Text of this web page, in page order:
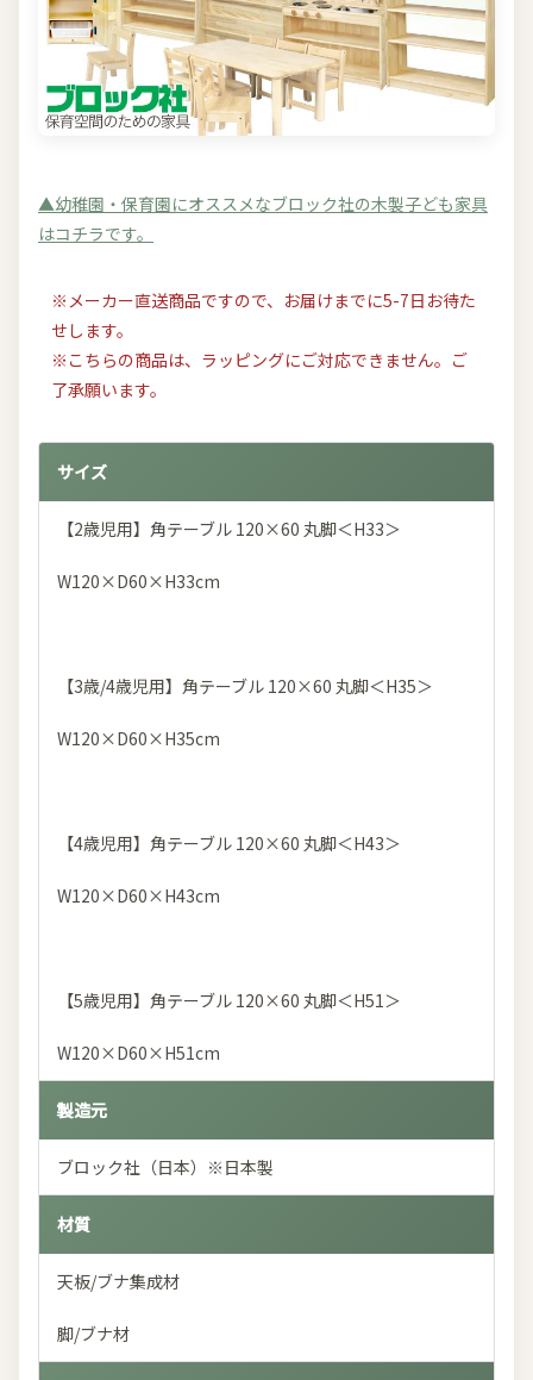
▲幼稚園・保育園にオススメなブロック社の木製子ども家具
はコチラです。
※メーカー直送商品ですので、お届けまでに5-7日お待た
せします。
※こちらの商品は、ラッピングにご対応できません。ご
了承願います。
サイズ
【2歳児用】角テーブル 120×60 丸脚＜H33＞
W120×D60×H33cm
【3歳/4歳児用】角テーブル 120×60 丸脚＜H35＞
W120×D60×H35cm
【4歳児用】角テーブル 120×60 丸脚＜H43＞
W120×D60×H43cm
【5歳児用】角テーブル 120×60 丸脚＜H51＞
W120×D60×H51cm
製造元
ブロック社（日本）※日本製
材質
天板/ブナ集成材
脚/ブナ材